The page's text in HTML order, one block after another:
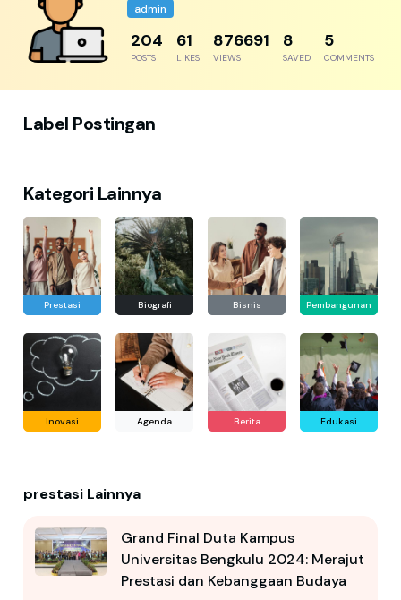
admin
230
POSTS
69
LIKES
986277
VIEWS
9
SAVED
6
COMMENTS
Label Postingan
Kategori Lainnya
Prestasi Biografi Bisnis Pembangunan
Inovasi Agenda Berita Edukasi
prestasi Lainnya
Grand Final Duta Kampus
Universitas Bengkulu 2024: Merajut
Prestasi dan Kebanggaan Budaya